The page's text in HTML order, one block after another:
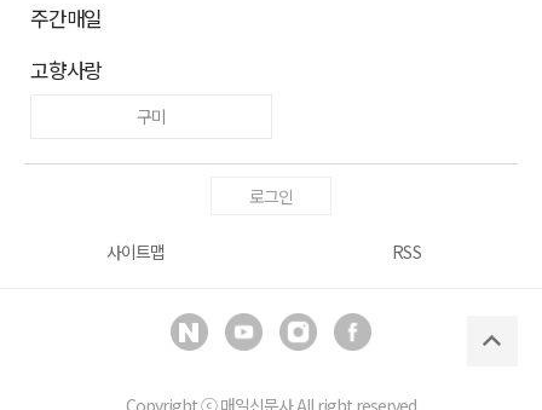
주간매일
고향사랑
구미
로그인
사이트맵 RSS
Copyright ⓒ매일신문사All right reserved